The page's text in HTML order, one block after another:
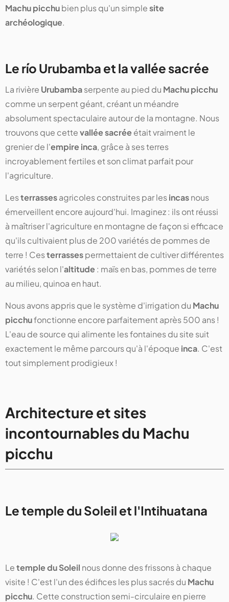
Machu picchubien plus qu'un simplesite
archéologique.
Le río Urubamba et la vallée sacrée
La rivière Urubambaserpente au pied du Machu picchu
comme un serpent géant, créant un méandre
absolument spectaculaire autour de la montagne. Nous
trouvons que cettevallée sacréeétait vraiment le
grenier de l'empire inca, grâce à ses terres
incroyablement fertiles et son climat parfait pour
l'agriculture.
Lesterrassesagricoles construites par lesincasnous
émerveillent encore aujourd'hui. Imaginez : ils ont réussi
à maîtriser l'agriculture en montagne de façon si efficace
qu'ils cultivaient plus de 200 variétés de pommes de
terre ! Cesterrassespermettaient de cultiver différentes
variétés selon l'altitude: maïs en bas, pommes de terre
au milieu, quinoa en haut.
Nous avons appris que le système d'irrigation du Machu
picchufonctionne encore parfaitement après 500 ans !
L'eau de source qui alimente les fontaines du site suit
exactement le même parcours qu'à l'époque inca. C'est
tout simplement prodigieux !
Architecture et sites
incontournables du Machu
picchu
Le temple du Soleil et l'Intihuatana
Letemple du Soleil nous donne des frissons à chaque
visite ! C'est l'un des édifices les plus sacrés du Machu
picchu. Cette construction semi-circulaire en pierre